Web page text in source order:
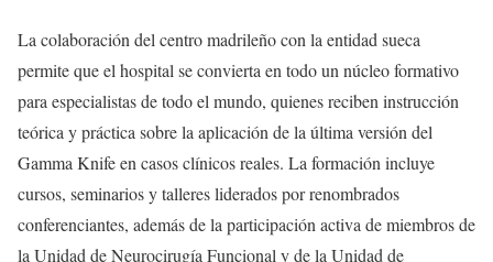
La colaboración del centro madrileño con la entidad sueca
permite que el hospital se convierta en todo un núcleo formativo
para especialistas de todo el mundo, quienes reciben instrucción
teórica y práctica sobre la aplicación de la última versión del
Gamma Knife en casos clínicos reales. La formación incluye
cursos, seminarios y talleres liderados por renombrados
conferenciantes, además de la participación activa de miembros de
la Unidad de Neurocirugía Funcional y de la Unidad de